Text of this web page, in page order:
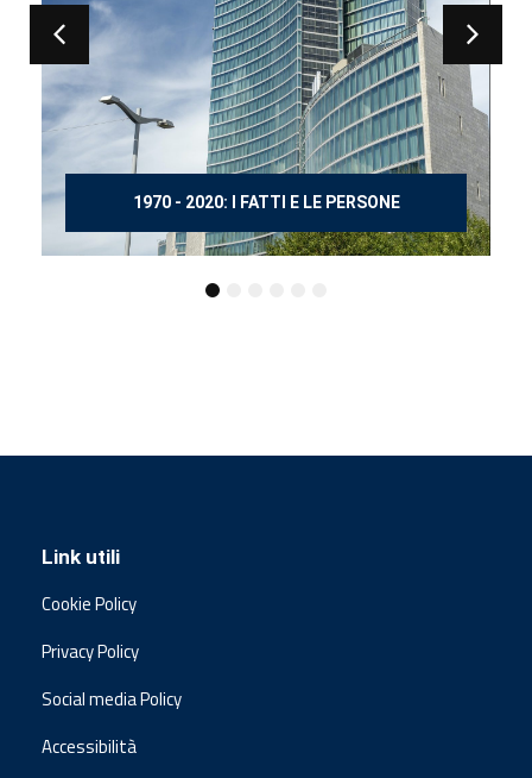
150 ANNI DOPO MANZONI
Link utili
Cookie Policy
Privacy Policy
Social media Policy
Accessibilità